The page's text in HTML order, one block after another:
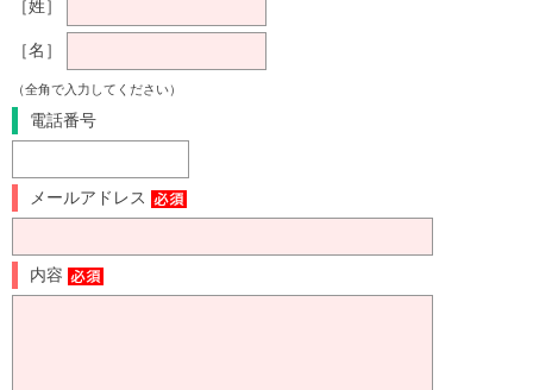
［姓］
［名］
（全角で入力してください）
電話番号
メールアドレス
内容